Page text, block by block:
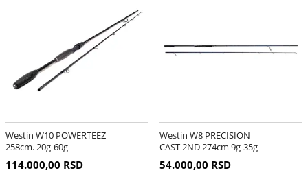
Westin W10 POWERTEEZ
258cm. 20g-60g
114.000,00 RSD
Westin W8 PRECISION
CAST 2ND 274cm 9g-35g
54.000,00 RSD